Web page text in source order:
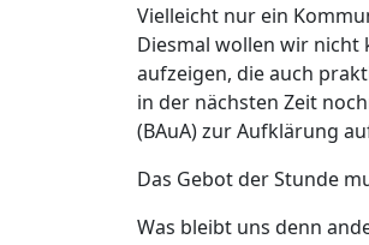
Vielleicht nur ein
Diesmal wollen wir
aufzeigen, die auch
in der nächsten Zeit
(BAuA) zur Aufklärung
Das Gebot der Stunde
Was bleibt uns denn